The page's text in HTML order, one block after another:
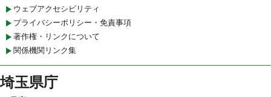
ウェブアクセシビリティ
プライバシーポリシー・免責事項
著作権・リンクについて
関係機関リンク集
埼玉県庁